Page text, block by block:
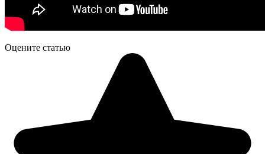
Оцените статью